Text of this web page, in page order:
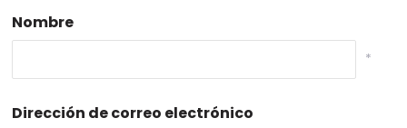
Nombre
*
Dirección de correo electrónico